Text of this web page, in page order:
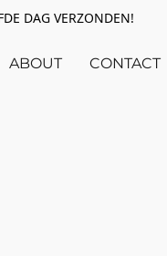
DAG VERZONDEN!
ABOUT CONTACT